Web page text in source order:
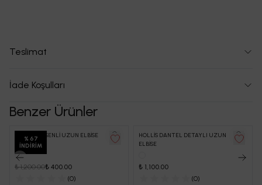
Teslimat
İade Koşulları
Benzer Ürünler
% 67
İNDIRIM
LEOPAR DESENLİ UZUN ELBİSE
₺ 1,200.00₺ 400.00
(0)
HOLLİS DANTEL DETAYLI UZUN
ELBİSE
₺ 1,100.00
(0)